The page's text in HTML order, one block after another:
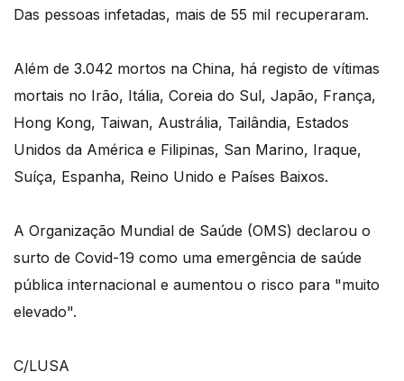
Das pessoas infetadas, mais de 55 mil recuperaram.
Além de 3.042 mortos na China, há registo de vítimas
mortais no Irão, Itália, Coreia do Sul, Japão, França,
Hong Kong, Taiwan, Austrália, Tailândia, Estados
Unidos da América e Filipinas, San Marino, Iraque,
Suíça, Espanha, Reino Unido e Países Baixos.
A Organização Mundial de Saúde (OMS) declarou o
surto de Covid-19 como uma emergência de saúde
pública internacional e aumentou o risco para "muito
elevado".
C/LUSA